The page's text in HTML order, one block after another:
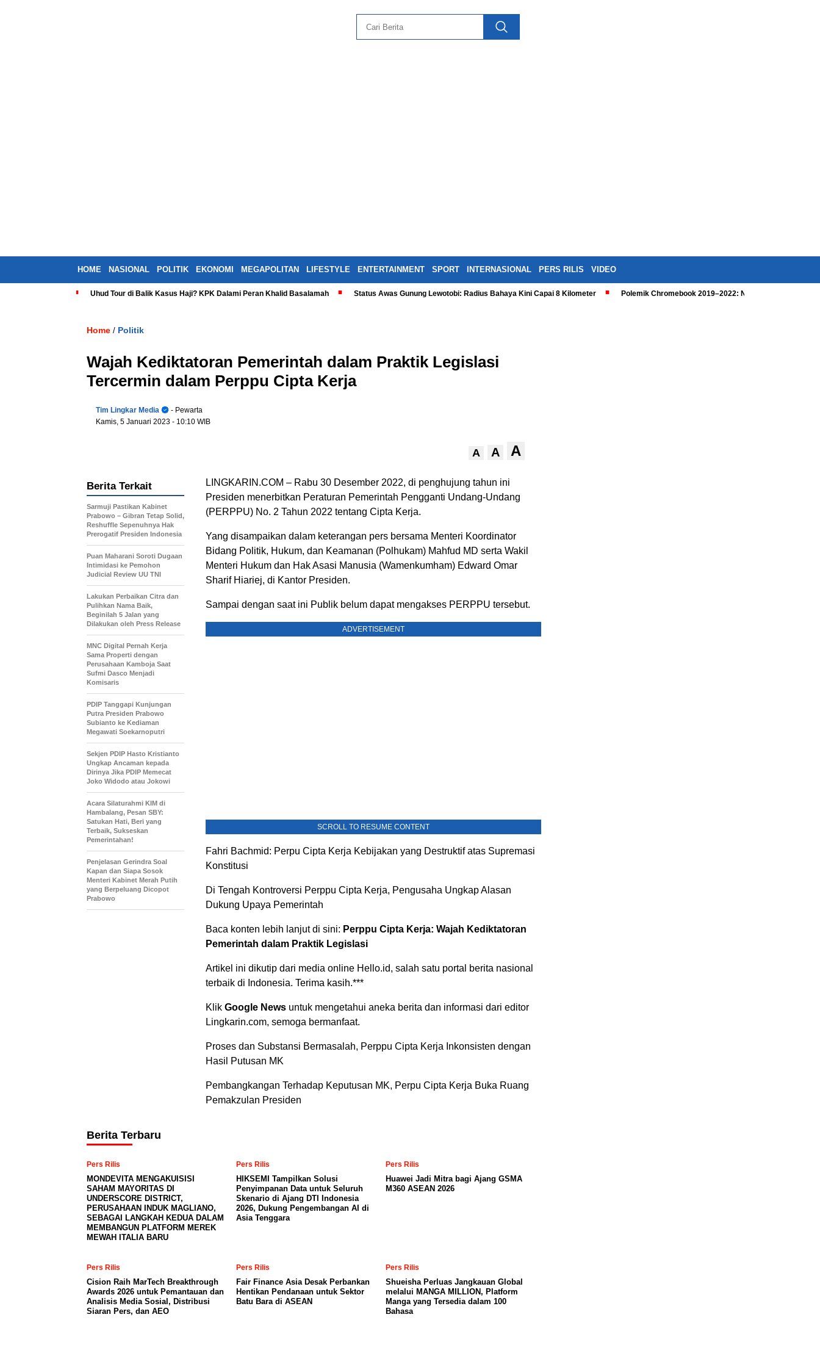
HOME NASIONAL POLITIK EKONOMI MEGAPOLITAN LIFESTYLE ENTERTAINMENT SPORT INTERNASIONAL PERS RILIS VIDEO
Uhud Tour di Balik Kasus Haji? KPK Dalami Peran Khalid Basalamah Status Awas Gunung Lewotobi: Radius Bahaya Kini Capai 8 Kilometer Polemik Chromebook 2019–2022: Nadiem Dipanggil,
Home / Politik
Wajah Kediktatoran Pemerintah dalam Praktik Legislasi
Tercermin dalam Perppu Cipta Kerja
Tim Lingkar Media
- Pewarta
Kamis, 5 Januari 2023 - 10:10 WIB
A A A
LINGKARIN.COM – Rabu 30 Desember 2022, di penghujung tahun ini
Presiden menerbitkan Peraturan Pemerintah Pengganti Undang-Undang
(PERPPU) No. 2 Tahun 2022 tentang Cipta Kerja.
Yang disampaikan dalam keterangan pers bersama Menteri Koordinator
Bidang Politik, Hukum, dan Keamanan (Polhukam) Mahfud MD serta Wakil
Menteri Hukum dan Hak Asasi Manusia (Wamenkumham) Edward Omar
Sharif Hiariej, di Kantor Presiden.
Sampai dengan saat ini Publik belum dapat mengakses PERPPU tersebut.
ADVERTISEMENT
SCROLL TO RESUME CONTENT
Fahri Bachmid: Perpu Cipta Kerja Kebijakan yang Destruktif atas Supremasi
Konstitusi
Di Tengah Kontroversi Perppu Cipta Kerja, Pengusaha Ungkap Alasan
Dukung Upaya Pemerintah
Baca konten lebih lanjut di sini: Perppu Cipta Kerja: Wajah Kediktatoran
Pemerintah dalam Praktik Legislasi
Artikel ini dikutip dari media online Hello.id, salah satu portal berita nasional
terbaik di Indonesia. Terima kasih.***
Klik Google News untuk mengetahui aneka berita dan informasi dari editor
Lingkarin.com, semoga bermanfaat.
Proses dan Substansi Bermasalah, Perppu Cipta Kerja Inkonsisten dengan
Hasil Putusan MK
Pembangkangan Terhadap Keputusan MK, Perpu Cipta Kerja Buka Ruang
Pemakzulan Presiden
Berita Terkait
Sarmuji Pastikan Kabinet
Prabowo – Gibran Tetap Solid,
Reshuffle Sepenuhnya Hak
Prerogatif Presiden Indonesia
Puan Maharani Soroti Dugaan
Intimidasi ke Pemohon
Judicial Review UU TNI
Lakukan Perbaikan Citra dan
Pulihkan Nama Baik,
Beginilah 5 Jalan yang
Dilakukan oleh Press Release
MNC Digital Pernah Kerja
Sama Properti dengan
Perusahaan Kamboja Saat
Sufmi Dasco Menjadi
Komisaris
PDIP Tanggapi Kunjungan
Putra Presiden Prabowo
Subianto ke Kediaman
Megawati Soekarnoputri
Sekjen PDIP Hasto Kristianto
Ungkap Ancaman kepada
Dirinya Jika PDIP Memecat
Joko Widodo atau Jokowi
Acara Silaturahmi KIM di
Hambalang, Pesan SBY:
Satukan Hati, Beri yang
Terbaik, Sukseskan
Pemerintahan!
Penjelasan Gerindra Soal
Kapan dan Siapa Sosok
Menteri Kabinet Merah Putih
yang Berpeluang Dicopot
Prabowo
Berita Terbaru
Pers Rilis
MONDEVITA MENGAKUISISI
SAHAM MAYORITAS DI
UNDERSCORE DISTRICT,
PERUSAHAAN INDUK MAGLIANO,
SEBAGAI LANGKAH KEDUA DALAM
MEMBANGUN PLATFORM MEREK
MEWAH ITALIA BARU
Pers Rilis
HIKSEMI Tampilkan Solusi
Penyimpanan Data untuk Seluruh
Skenario di Ajang DTI Indonesia
2026, Dukung Pengembangan AI di
Asia Tenggara
Pers Rilis
Huawei Jadi Mitra bagi Ajang GSMA
M360 ASEAN 2026
Pers Rilis
Cision Raih MarTech Breakthrough
Awards 2026 untuk Pemantauan dan
Analisis Media Sosial, Distribusi
Siaran Pers, dan AEO
Pers Rilis
Fair Finance Asia Desak Perbankan
Hentikan Pendanaan untuk Sektor
Batu Bara di ASEAN
Pers Rilis
Shueisha Perluas Jangkauan Global
melalui MANGA MILLION, Platform
Manga yang Tersedia dalam 100
Bahasa